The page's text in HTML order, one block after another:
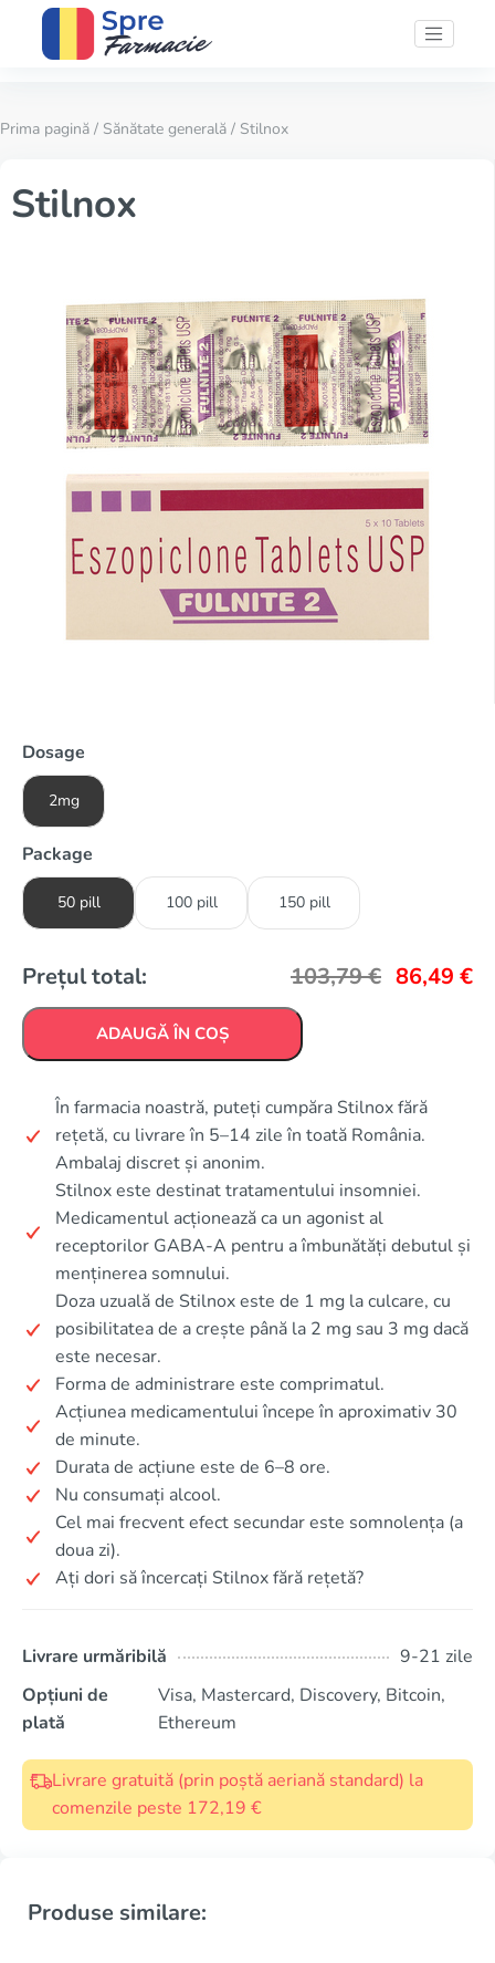
Prima pagină / Sănătate generală / Stilnox
Stilnox
Dosage
2mg
Package
50 pill 100 pill 150 pill
Prețul total: 103,79€ 86,49 €
ADAUGĂ ÎN COȘ
În farmacia noastră, puteți cumpăra Stilnox fără
rețetă, cu livrare în 5–14 zile în toată România.
Ambalaj discret și anonim.
Stilnox este destinat tratamentului insomniei.
Medicamentul acționează ca un agonist al
receptorilor GABA-A pentru a îmbunătăți debutul și
menținerea somnului.
Doza uzuală de Stilnox este de 1 mg la culcare, cu
posibilitatea de a crește până la 2 mg sau 3 mg dacă
este necesar.
Forma de administrare este comprimatul.
Acțiunea medicamentului începe în aproximativ 30
de minute.
Durata de acțiune este de 6–8 ore.
Nu consumați alcool.
Cel mai frecvent efect secundar este somnolența (a
doua zi).
Ați dori să încercați Stilnox fără rețetă?
Livrare urmăribilă
9-21 zile
Opțiuni de
plată
Visa, Mastercard, Discovery, Bitcoin,
Ethereum
Livrare gratuită (prin poștă aeriană standard) la
comenzile peste 172,19 €
Produse similare: